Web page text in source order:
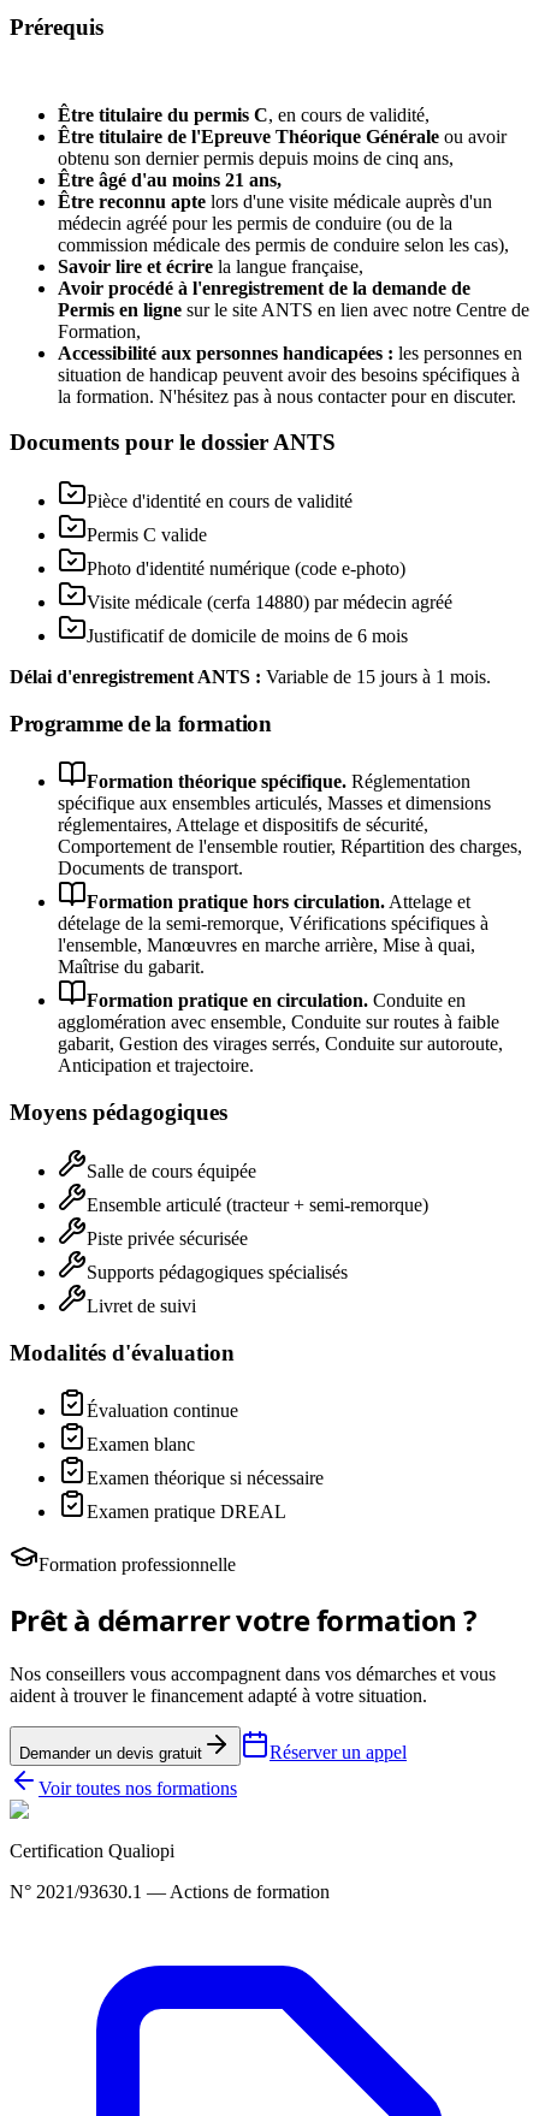
Prérequis
Être titulaire du permis C, en cours de validité,
Être titulaire de l'Epreuve Théorique Générale ou avoir
obtenu son dernier permis depuis moins de cinq ans,
Être âgé d'au moins 21 ans,
Être reconnu apte lors d'une visite médicale auprès d'un
médecin agréé pour les permis de conduire (ou de la
commission médicale des permis de conduire selon les cas),
Savoir lire et écrire la langue française,
Avoir procédé à l'enregistrement de la demande de
Permis en ligne sur le site ANTS en lien avec notre Centre de
Formation,
Accessibilité aux personnes handicapées : les personnes en
situation de handicap peuvent avoir des besoins spécifiques à
la formation. N'hésitez pas à nous contacter pour en discuter.
Documents pour le dossier ANTS
Pièce d'identité en cours de validité
Permis C valide
Photo d'identité numérique (code e-photo)
Visite médicale (cerfa 14880) par médecin agréé
Justificatif de domicile de moins de 6 mois
Délai d'enregistrement ANTS : Variable de 15 jours à 1 mois.
Programme de la formation
Formation théorique spécifique. Réglementation
spécifique aux ensembles articulés, Masses et dimensions
réglementaires, Attelage et dispositifs de sécurité,
Comportement de l'ensemble routier, Répartition des charges,
Documents de transport.
Formation pratique hors circulation.Attelage et
dételage de la semi-remorque, Vérifications spécifiques à
l'ensemble, Manœuvres en marche arrière, Mise à quai,
Maîtrise du gabarit.
Formation pratique en circulation. Conduite en
agglomération avec ensemble, Conduite sur routes à faible
gabarit, Gestion des virages serrés, Conduite sur autoroute,
Anticipation et trajectoire.
Moyens pédagogiques
Salle de cours équipée
Ensemble articulé (tracteur + semi-remorque)
Piste privée sécurisée
Supports pédagogiques spécialisés
Livret de suivi
Modalités d'évaluation
Évaluation continue
Examen blanc
Examen théorique si nécessaire
Examen pratique DREAL
Formation professionnelle
Prêt à démarrer votre formation ?
Nos conseillers vous accompagnent dans vos démarches et vous
aident à trouver le financement adapté à votre situation.
Demander un devis gratuit
Réserver un appel
Voir toutes nos formations
Certification Qualiopi
N° 2021/93630.1 — Actions de formation